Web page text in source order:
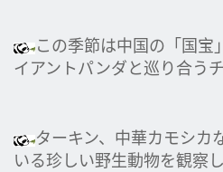
この季節は中国の「国宝
イアントパンダと巡り合う
ターキン、中華カモシカ
いる珍しい野生動物を観察